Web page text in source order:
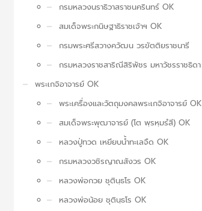
กรมหลวงนราธิวาสราชนครินทร์ OK
สมเด็จพระกนิษฐาธิราชเจ้าฯ OK
กรมพระศรีสวางควัฒน วรขัตติยราชนารี
กรมหลวงราชสาริณีสิริพัชร มหาวัชรราชธิดา
พระเกจิอาจารย์ OK
พระเครื่องและวัตถุมงคลพระเกจิอาจารย์ OK
สมเด็จพระพุฒาจารย์ (โต พฺรหฺมรํสี) OK
หลวงปู่ทวด เหยียบน้ำทะเลจืด OK
กรมหลวงวชิรญาณสังวร OK
หลวงพ่อกวย ชุตินฺธโร OK
หลวงพ่อน้อย ชุตินฺธโร OK